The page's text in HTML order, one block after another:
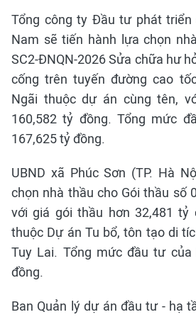
Tổng công ty Đầu tư phát
Nam sẽ tiến hành lựa chọn
SC2-ĐNQN-2026 Sửa chữa hư
cống trên tuyến đường cao
Ngãi thuộc dự án cùng tên,
160,582 tỷ đồng. Tổng mức
167,625 tỷ đồng.
UBND xã Phúc Sơn (TP. Hà
chọn nhà thầu cho Gói thầu số
với giá gói thầu hơn 32,481 tỷ
thuộc Dự án Tu bổ, tôn tạo di
Tuy Lai. Tổng mức đầu tư
đồng.
Ban Quản lý dự án đầu tư - hạ